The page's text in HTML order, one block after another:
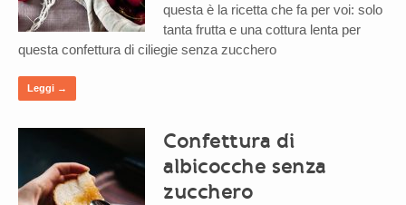
questa è la ricetta che fa per voi: solo
tanta frutta e una cottura lenta per
questa confettura di ciliegie senza zucchero
Leggi →
Confettura di
albicocche senza
zucchero